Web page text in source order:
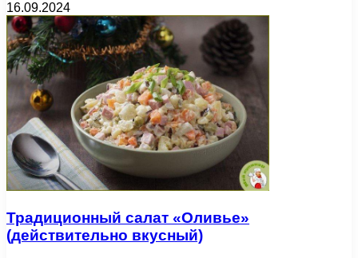
16.09.2024
Традиционный салат «Оливье»
(действительно вкусный)